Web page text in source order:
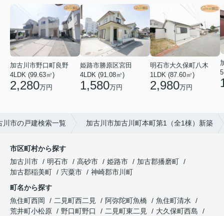
加古川市野口町良野
4LDK (99.63㎡)
2,280万円
姫路市勝原区宮田
4LDK (91.08㎡)
1,580万円
明石市大久保町八木
1LDK (87.60㎡)
2,980万円
川市の戸建検索一覧 加古川市加古川町本町第1（全1棟）新築
市区町村から探す
加古川市
明石市 高砂市 姫路市
加古郡播磨町
加古郡稲美町
宍粟市
神崎郡市川町
町名から探す
魚住町西岡
二見町西二見 阿弥陀町魚橋
魚住町清水
荒井町小松原
野口町野口 二見町東二見
大久保町西島